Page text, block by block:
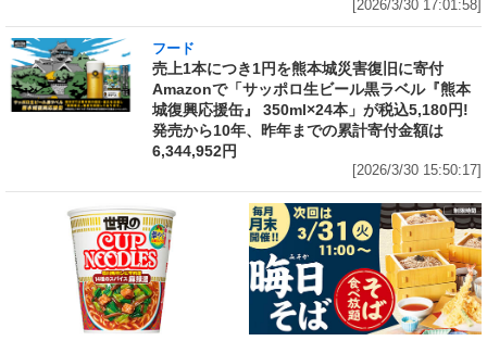
[2026/3/30 17:01:58]
フード
売上1本につき1円を熊本城災害復旧に寄付
Amazonで「サッポロ生ビール黒ラベル『熊本
城復興応援缶』 350ml×24本」が税込5,180円!
発売から10年、昨年までの累計寄付金額は
6,344,952円
[2026/3/30 15:50:17]